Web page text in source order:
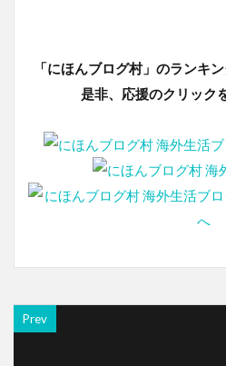
「にほんブログ村」のランキ
是非、応援のクリック
Prev